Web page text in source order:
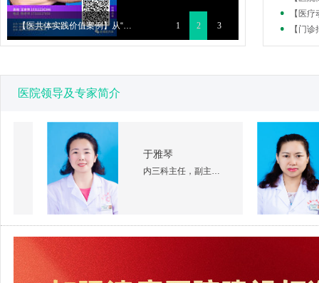
【医共体实践价值案例】从“医共体...
眉县人民医院成功举办“对口帮扶手... 1 2 3
【医
【门
医院领导及专家简介
于雅琴
内三科主任，副主任医师